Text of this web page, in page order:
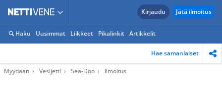
Kirjaudu Jätä ilmoitus
Haku Uusimmat Liikkeet Pikalinkit Artikkelit
Hae samanlaiset
Myydään Vesijetti Sea-Doo Ilmoitus